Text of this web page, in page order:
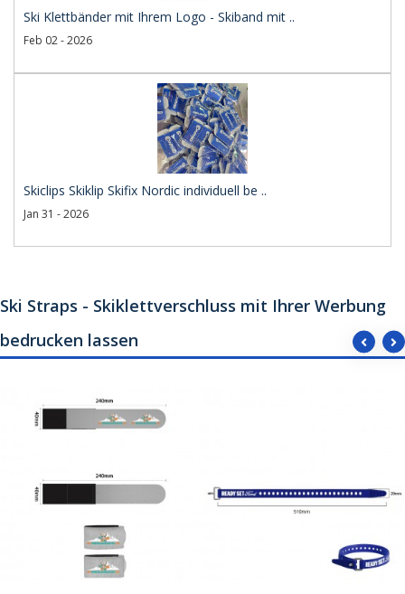
Ski Klettbänder mit Ihrem Logo - Skiband mit ..
Feb 02 - 2026
Skiclips Skiklip Skifix Nordic individuell be ..
Jan 31 - 2026
Ski Straps - Skiklettverschluss mit Ihrer Werbung
bedrucken lassen